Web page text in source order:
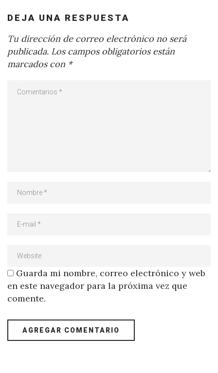
DEJA UNA RESPUESTA
Tu dirección de correo electrónico no será
publicada. Los campos obligatorios están
marcados con *
Guarda mi nombre, correo electrónico y web
en este navegador para la próxima vez que
comente.